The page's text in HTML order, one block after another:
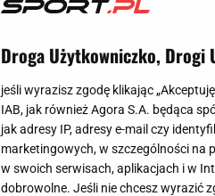
Droga Użytkowniczko, Drogi
jeśli wyrazisz zgodę klikając
IAB, jak również Agora S.A. będąca
jak adresy IP, adresy e-mail czy
marketingowych, w szczególności na
w swoich serwisach, aplikacjach i w
dobrowolne. Jeśli nie chcesz wyrazić